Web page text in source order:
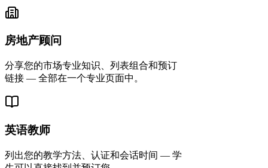
房地产顾问
分享您的市场专业知识、列表组合和预订
链接 — 全部在一个专业页面中。
英语教师
列出您的教学方法、认证和会话时间 — 学